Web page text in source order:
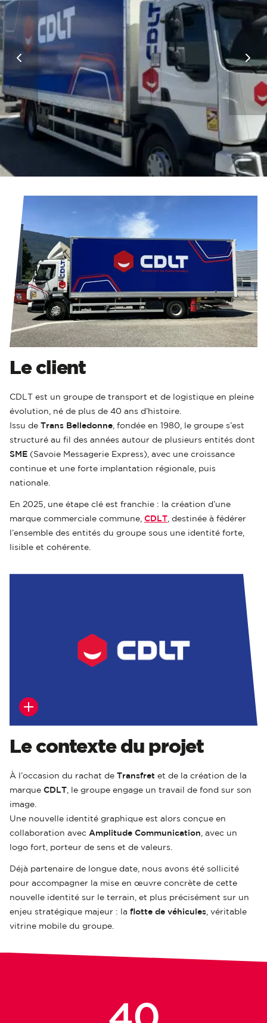
Le client
CDLT est un groupe de transport et de logistique en pleine
évolution, né de plus de 40 ans d’histoire.
Issu de
Trans Belledonne , fondée en 1980, le groupe s’est
structuré au fil des années autour de plusieurs entités dont
SME (Savoie Messagerie Express), avec une croissance
continue et une forte implantation régionale, puis
nationale.
En 2025, une étape clé est franchie : la création d’une
marque commerciale commune, CDLT
, destinée à fédérer
l’ensemble des entités du groupe sous une identité forte,
lisible et cohérente.
Le contexte du projet
À l’occasion du rachat de Transfret et de la création de la
marque CDLT , le groupe engage un travail de fond sur son
image.
Une nouvelle identité graphique est alors conçue en
collaboration avec Amplitude Communication , avec un
logo fort, porteur de sens et de valeurs.
Déjà partenaire de longue date, nous avons été sollicité
pour accompagner la mise en œuvre concrète de cette
nouvelle identité sur le terrain, et plus précisément sur un
enjeu stratégique majeur : la flotte de véhicules , véritable
vitrine mobile du groupe.